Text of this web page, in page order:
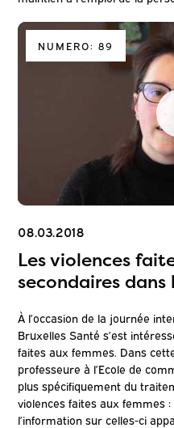
NUMERO: 89
08.03.2018
Les violences
secondaires dans
À l’occasion de la journée
Bruxelles Santé s’est
faites aux femmes. Dans
professeure à l’Ecole de
plus spécifiquement du
violences faites aux femmes
l’information sur celles-ci